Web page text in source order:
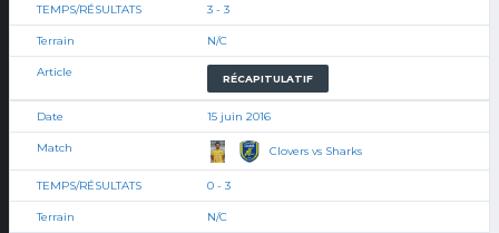
3 - 3
N/C
RÉCAPITULATIF
15 juin 2016
Clovers vs Sharks
0 - 3
N/C